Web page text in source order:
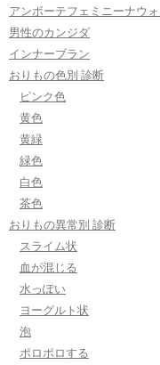
アンボーテフェミニーナウ
男性のカンジダ
インナーブラン
おりもの色別 診断
ピンク色
黄色
黄緑
緑色
白色
茶色
おりもの異常別 診断
スライム状
血が混じる
水っぽい
ヨーグルト状
泡
ポロポロする